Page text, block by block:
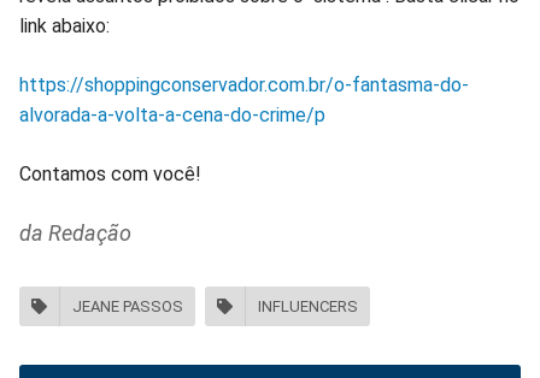
link abaixo:
https://shoppingconservador.com.br/o-fantasma-do-
alvorada-a-volta-a-cena-do-crime/p
Contamos com você!
da Redação
JEANE PASSOS INFLUENCERS